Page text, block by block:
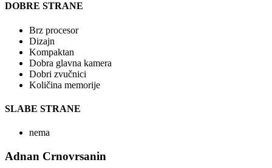
DOBRE STRANE
Brz procesor
Dizajn
Kompaktan
Dobra glavna kamera
Dobri zvučnici
Količina memorije
SLABE STRANE
nema
Adnan Crnovrsanin